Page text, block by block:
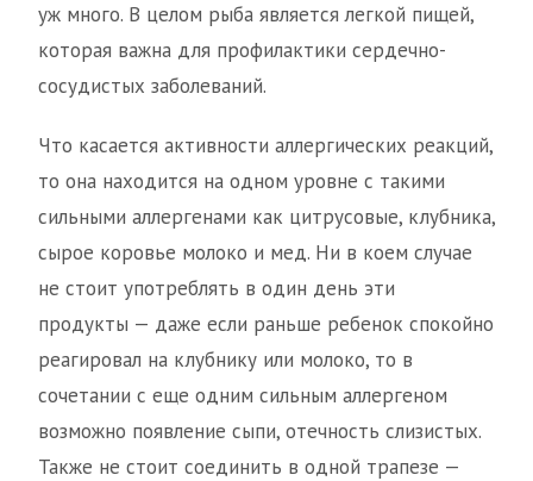
уж много. В целом рыба является легкой пищей,
которая важна для профилактики сердечно-
сосудистых заболеваний.
Что касается активности аллергических реакций,
то она находится на одном уровне с такими
сильными аллергенами как цитрусовые, клубника,
сырое коровье молоко и мед. Ни в коем случае
не стоит употреблять в один день эти
продукты — даже если раньше ребенок спокойно
реагировал на клубнику или молоко, то в
сочетании с еще одним сильным аллергеном
возможно появление сыпи, отечность слизистых.
Также не стоит соединить в одной трапезе —